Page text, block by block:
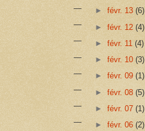
► févr. 13 (6)
► févr. 12 (4)
► févr. 11 (4)
► févr. 10 (3)
► févr. 09 (1)
► févr. 08 (5)
► févr. 07 (1)
► févr. 06 (2)